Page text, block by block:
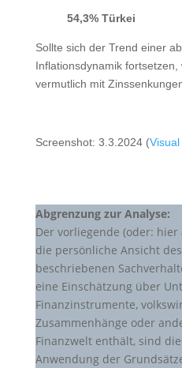
54,3% Türkei
Sollte sich der Trend einer
Inflationsdynamik
vermutlich mit
Screenshot: 3.3.2024 (
Abgrenzung zur Analyse:
Der vorliegende (oder:
die persönliche Ansicht
beschriebenen
eine Einschätzung über
Finanzinstrumente,
Zusammenhänge oder
Finanzwelt enthält, sind
Anwendung der